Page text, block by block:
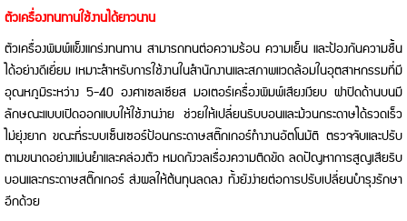
ตัวเครื่องทนทานใช้งานได้ยาวนาน
ตัวเครื่องพิมพ์แข็งแกร่งทนทาน สามารถทนต่อความร้อน ความเย็น และป้องกันความชื้น
ได้อย่างดีเยี่ยม เหมาะสำหรับการใช้งานในสำนักงานและสภาพแวดล้อมในอุตสาหกรรมที่มี
อุณหภูมิระหว่าง 5-40 องศาเซลเซียส มอเตอร์เครื่องพิมพ์เสียงเงียบ ฝาปิดด้านบนมี
ลักษณะแบบเปิดออกแบบให้ใช้งานง่าย ช่วยให้เปลี่ยนริบบอนและม้วนกระดาษได้รวดเร็ว
ไม่ยุ่งยาก ขณะที่ระบบเซ็นเซอร์ป้อนกระดาษสติ๊กเกอร์ทำงานอัตโนมัติ ตรวจจับและปรับ
ตามขนาดอย่างแม่นยำและคล่องตัว หมดกังวลเรื่องความติดขัด ลดปัญหาการสูญเสียริบ
บอนและกระดาษสติ๊กเกอร์ ส่งผลให้ต้นทุนลดลง ทั้งยังง่ายต่อการปรับเปลี่ยนบำรุงรักษา
อีกด้วย